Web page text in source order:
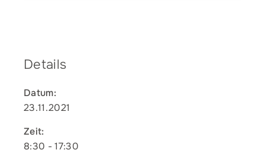
Details
Datum:
23.11.2021
Zeit:
8:30 - 17:30